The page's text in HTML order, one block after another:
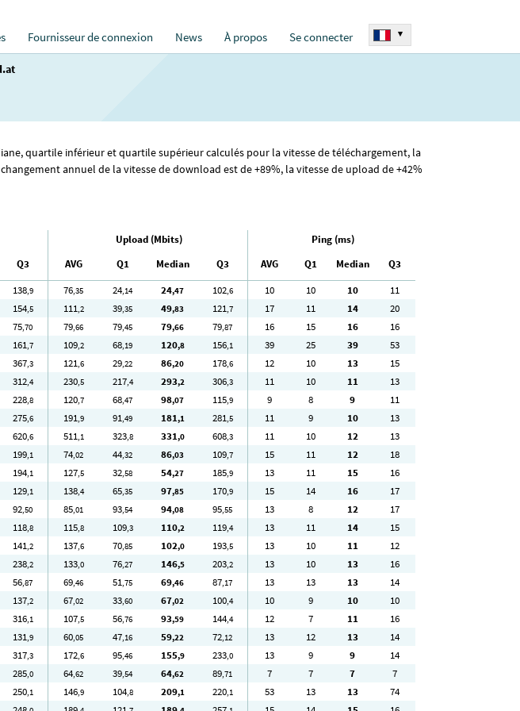
Fournisseur de connexion News À propos Se connecter ▾
quartile inférieur et quartile supérieur calculés pour la vitesse de téléchargement, la
annuel de la vitesse de download est de +89%, la vitesse de upload de +42%
Upload (Mbits)
Ping (ms)
Q3 AVG Q1 Median Q3 AVG Q1 Median
Q3
138,9 76,35 24,14 24,47 102,6 10 10 10
11
154,5 111,2 39,35 49,83 121,7 17 11 14
20
75,70 79,66 79,45 79,66 79,87 16 15 16
16
161,7 109,2 68,19 120,8 156,1 39 25 39
53
367,3 121,6 29,22 86,20 178,6 12 10 13
15
312,4 230,5 217,4 293,2 306,3 11 10 11
13
228,8 120,7 68,47 98,07 115,9 9 8 9
11
275,6 191,9 91,49 181,1 281,5 11 9 10
13
620,6 511,1 323,8 331,0 608,3 11 10 12
13
199,1 74,02 44,32 86,03 109,7 15 11 12
18
194,1 127,5 32,58 54,27 185,9 13 11 15
16
129,1 138,4 65,35 97,85 170,9 15 14 16
17
92,50 85,01 93,54 94,08 95,55 13 8 12
17
118,8 115,8 109,3 110,2 119,4 13 11 14
15
141,2 137,6 70,85 102,0 193,5 13 10 11
12
238,2 133,0 76,27 146,5 203,2 13 10 13
16
56,87 69,46 51,75 69,46 87,17 13 13 13
14
137,2 67,02 33,60 67,02 100,4 10 9 10
10
316,1 107,5 56,76 93,59 144,4 12 7 11
16
131,9 60,05 47,16 59,22 72,12 13 12 13
14
317,3 172,6 95,46 155,9 233,0 13 9 9
14
285,0 64,62 39,54 64,62 89,71 7 7 7
7
250,1 146,9 104,8 209,1 220,1 53 13 13
74